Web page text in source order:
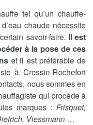
tel qu’un chauffe-
chaude nécessite
savoir-faire. Il est
à la pose de ces
et il est préférable de
à Cressin-Rochefort
nous sommes en
qui procède à
marques : Frisquet,
Viessmann …